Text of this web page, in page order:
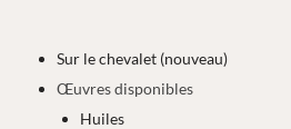
Sur le chevalet (nouveau)
Œuvres disponibles
Huiles